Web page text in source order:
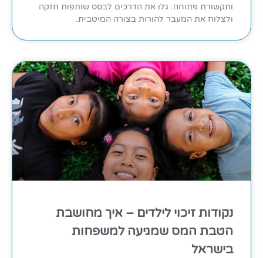
ותקשורת פתוחה. גלו את הדרכים לבסס שותפות חזקה
ולצלוח את המעבר להורות בצורה המיטבית.
נקודות זיכוי לילדים – איך מחושבת
הטבת המס שמגיעה למשפחות
בישראל